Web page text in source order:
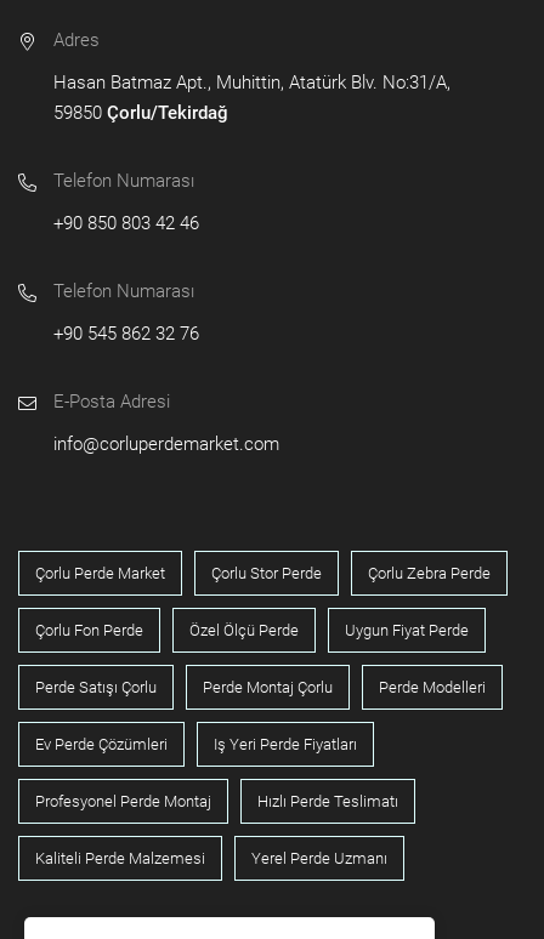
Adres
Hasan Batmaz Apt., Muhittin, Atatürk Blv. No:31/A,
59850 Çorlu/Tekirdağ
Telefon Numarası
+90 850 803 42 46
Telefon Numarası
+90 545 862 32 76
E-Posta Adresi
info@corluperdemarket.com
Çorlu Perde Market Çorlu Stor Perde Çorlu Zebra Perde
Çorlu Fon Perde Özel Ölçü Perde Uygun Fiyat Perde
Perde Satışı Çorlu Perde Montaj Çorlu Perde Modelleri
Ev Perde Çözümleri Iş Yeri Perde Fiyatları
Profesyonel Perde Montaj Hızlı Perde Teslimatı
Kaliteli Perde Malzemesi Yerel Perde Uzmanı